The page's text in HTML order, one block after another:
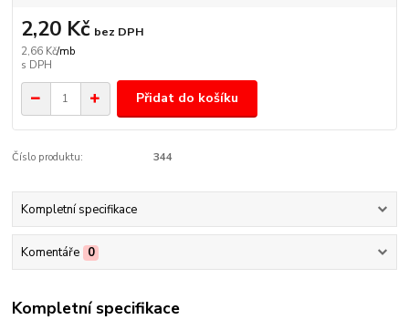
2,66 Kč/mb
2,20 Kč bez DPH
Přidat do košíku
Číslo produktu: 344
Kompletní specifikace
Komentáře 0
Kompletní specifikace